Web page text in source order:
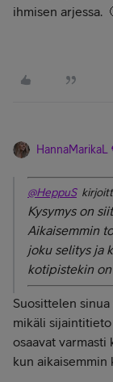
ihmisen arjessa.
HannaMarikaL
@HeppuS
Kysymys on
Aikaisemmin
joku selitys ja
kotipistekin
Suosittelen
mikäli
osaavat varmasti
kun